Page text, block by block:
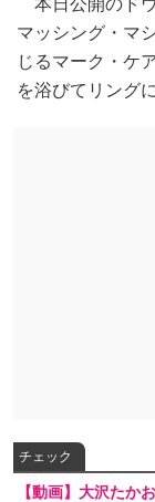
本日公開のド
マッシング・マ
じるマーク・ケ
を浴びてリング
チェック
【動画】大沢たか